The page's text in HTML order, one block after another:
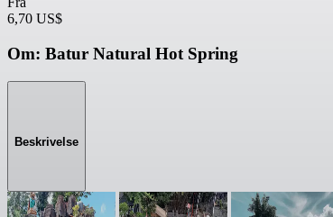
6,70 US$
Om: Batur Natural Hot Spring
Beskrivelse